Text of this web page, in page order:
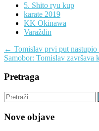
5. Shito ryu kup
karate 2019
KK Okinawa
Varaždin
Navigacija
objava
← Tomislav prvi put
Samobor: Tomislav
Pretraga
Pretraži:
Nove objave